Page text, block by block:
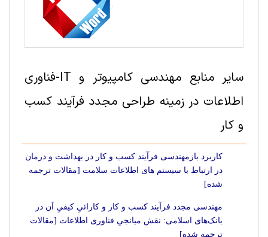
سایر منابع مهندسی کامپیوتر و IT-فناوری
اطلاعات در زمینه طراحی مجدد فرآیند کسب
و کار
کاربرد بازمهندسی فرآیند کسب و کار در بهداشت و درمان
در ارتباط با سیستم های اطلاعات سلامت [مقالات ترجمه
شده]
مهندسی مجدد فرآیند کسب و کار و کارائیِ کیفیِ آن در
بانک‌های اسلامی: نقش میانجیِ فناوری اطلاعات [مقالات
ترجمه شده]